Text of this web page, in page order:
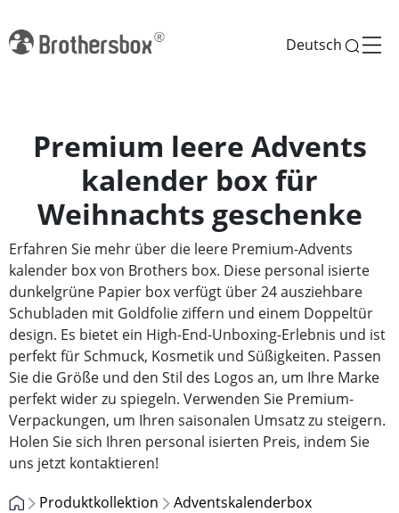
Deutsch
Premium leere Advents
kalender box für
Weihnachts geschenke
Erfahren Sie mehr über die leere Premium-Advents
kalender box von Brothers box. Diese personal isierte
dunkelgrüne Papier box verfügt über 24 ausziehbare
Schubladen mit Goldfolie ziffern und einem Doppeltür
design. Es bietet ein High-End-Unboxing-Erlebnis und ist
perfekt für Schmuck, Kosmetik und Süßigkeiten. Passen
Sie die Größe und den Stil des Logos an, um Ihre Marke
perfekt wider zu spiegeln. Verwenden Sie Premium-
Verpackungen, um Ihren saisonalen Umsatz zu steigern.
Holen Sie sich Ihren personal isierten Preis, indem Sie
uns jetzt kontaktieren!
Produktkollektion
Adventskalenderbox